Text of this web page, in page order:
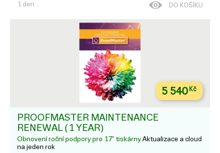
1 den DO KOŠÍKU
5 540Kč
PROOFMASTER MAINTENANCE
RENEWAL (1 YEAR)
Obnovení roční podpory pro 17" tiskárny Aktualizace a cloud
na jeden rok